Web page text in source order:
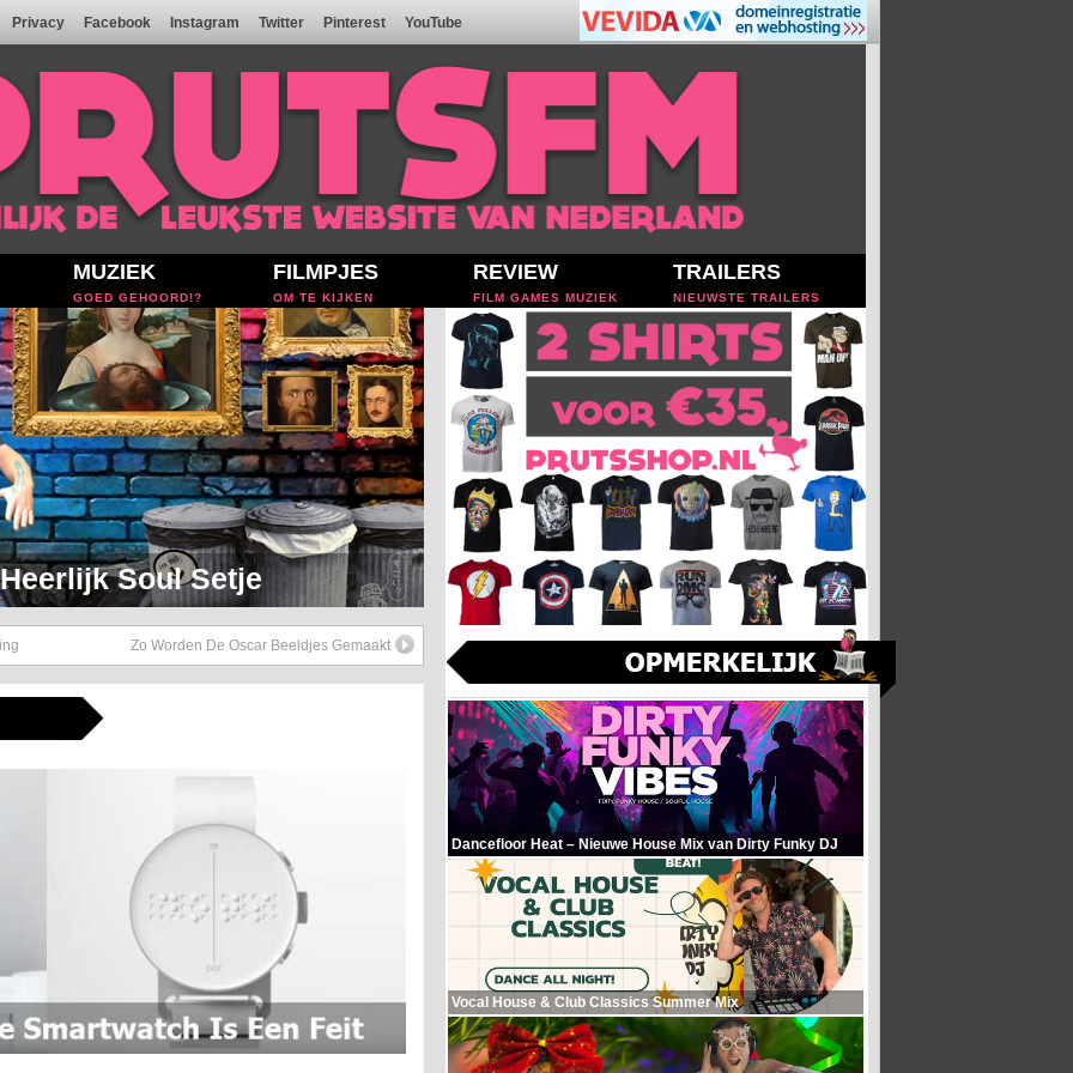
Privacy Facebook Instagram Twitter Pinterest YouTube
MUZIEK
GOED GEHOORD!?
FILMPJES
OM TE KIJKEN
REVIEW
FILM GAMES MUZIEK
TRAILERS
NIEUWSTE TRAILERS
Soul Setje
Zo Worden De Oscar Beeldjes Gemaakt
Dancefloor Heat – Nieuwe House Mix van Dirty Funky DJ
Vocal House & Club Classics Summer Mix